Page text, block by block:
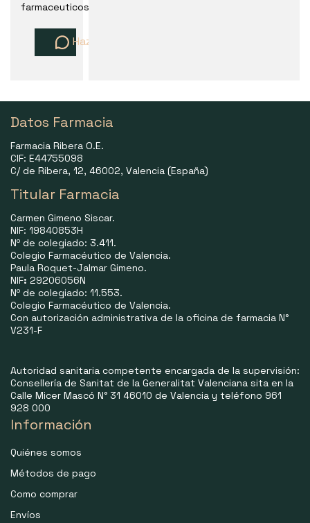
farmaceuticos
Haz una pregunta
Datos Farmacia
Farmacia Ribera O.E.
CIF: E44755098
C/ de Ribera, 12, 46002, Valencia (España)
Titular Farmacia
Carmen Gimeno Siscar.
NIF: 19840853H
Nº de colegiado: 3.411.
Colegio Farmacéutico de Valencia.
Paula Roquet-Jalmar Gimeno.
NIF: 29206056N
Nº de colegiado: 11.553.
Colegio Farmacéutico de Valencia.
Con autorización administrativa de la oficina de farmacia N°
V231-F
Autoridad sanitaria competente encargada de la supervisión:
Consellería de Sanitat de la Generalitat Valenciana sita en la
Calle Micer Mascó N° 31 46010 de Valencia y teléfono 961
928 000
Información
Quiénes somos
Métodos de pago
Como comprar
Envíos